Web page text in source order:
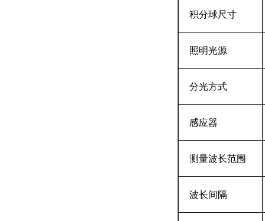
积分球尺寸
照明光源
分光方式
感应器
测量波长范围
波长间隔